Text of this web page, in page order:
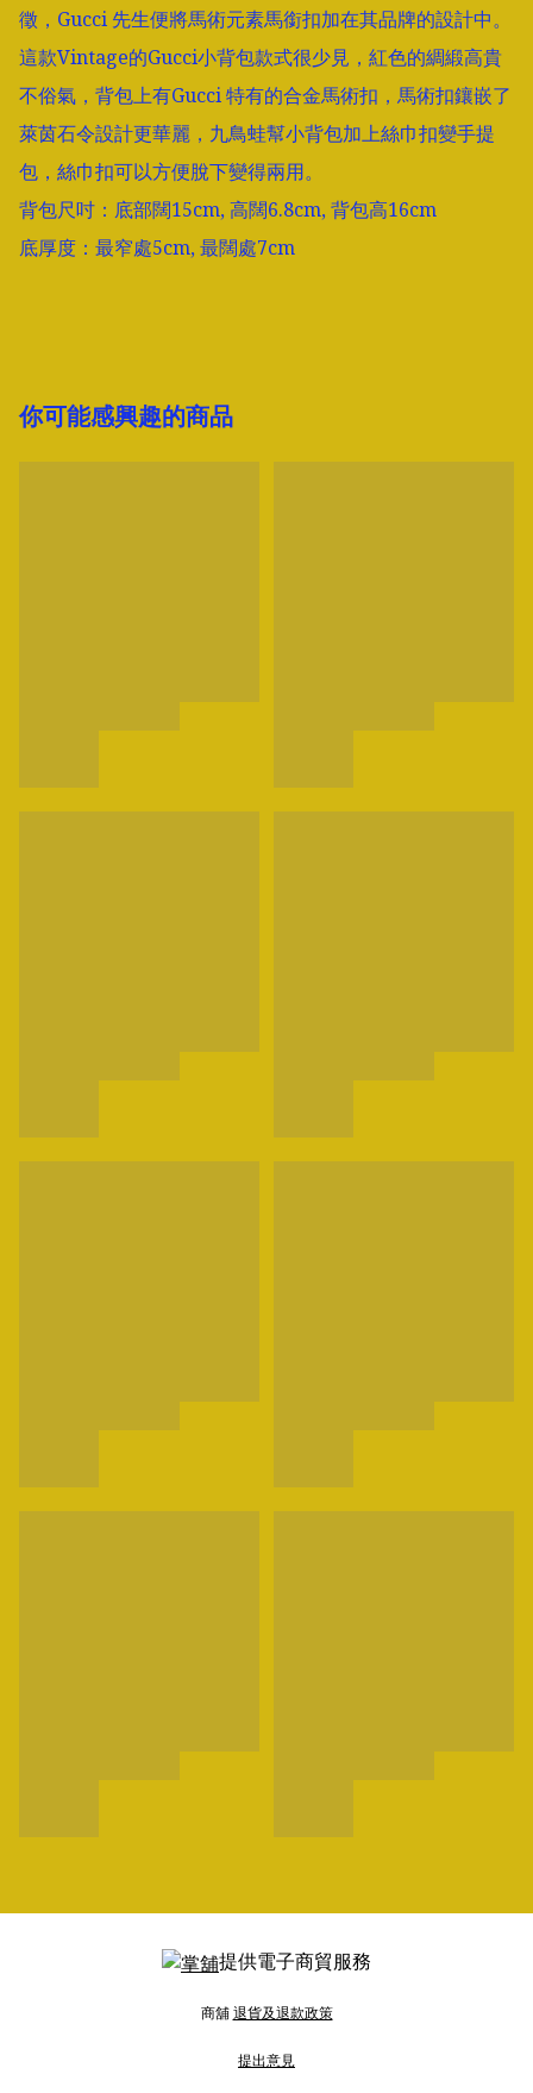
徵，Gucci 先生便將馬術元素馬銜扣加在其品牌的設計中。
這款Vintage的Gucci小背包款式很少見，紅色的綢緞高貴
不俗氣，背包上有Gucci 特有的合金馬術扣，馬術扣鑲嵌了
萊茵石令設計更華麗，九鳥蛙幫小背包加上絲巾扣變手提
包，絲巾扣可以方便脫下變得兩用。
背包尺吋：底部闊15cm, 高闊6.8cm, 背包高16cm
底厚度：最窄處5cm, 最闊處7cm
你可能感興趣的商品
提供電子商貿服務
商舖退貨及退款政策
提出意見